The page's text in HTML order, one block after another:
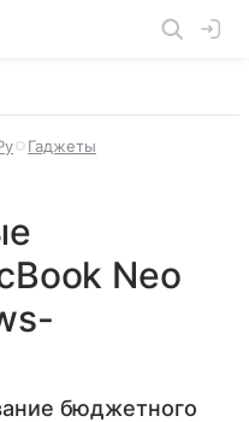
Гаджеты
Neo
бюджетного